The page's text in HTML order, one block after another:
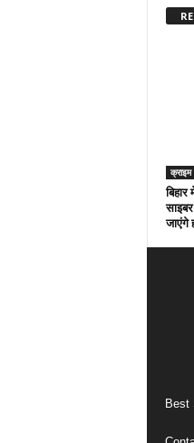
क्राइम
जाएंगे
Best